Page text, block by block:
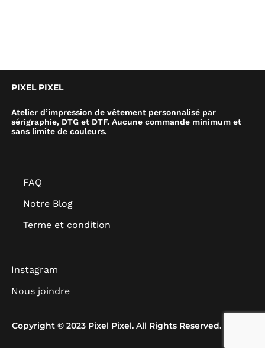
PIXEL PIXEL
Atelier d’impression de vêtement personnalisé par
sérigraphie, DTG et DTF. Aucune commande minimum et
sans limite de couleurs.
FAQ
Notre Blog
Terme et condition
Instagram
Nous joindre
Copyright © 2023 Pixel Pixel. All Rights Reserved.